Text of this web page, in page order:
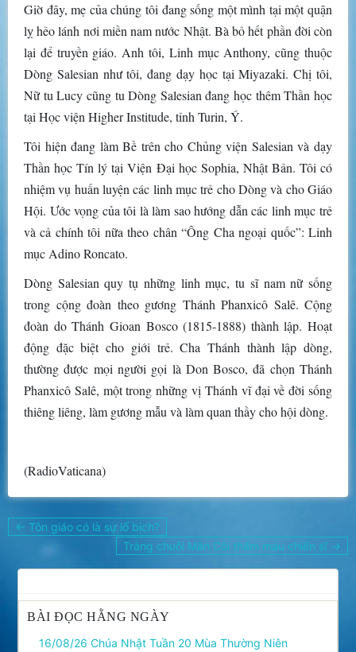
Giờ đây, mẹ của chúng tôi đang sống một mình tại một quận
lỵ hẻo lánh nơi miền nam nước Nhật. Bà bỏ hết phần đời còn
lại để truyền giáo. Anh tôi, Linh mục Anthony, cũng thuộc
Dòng Salesian như tôi, đang dạy học tại Miyazaki. Chị tôi,
Nữ tu Lucy cũng tu Dòng Salesian đang học thêm Thần học
tại Học viện Higher Institude, tỉnh Turin, Ý.
Tôi hiện đang làm Bề trên cho Chủng viện Salesian và dạy
Thần học Tín lý tại Viện Đại học Sophia, Nhật Bản. Tôi có
nhiệm vụ huấn luyện các linh mục trẻ cho Dòng và cho Giáo
Hội. Ước vọng của tôi là làm sao hướng dẫn các linh mục trẻ
và cả chính tôi nữa theo chân “Ông Cha ngoại quốc”: Linh
mục Adino Roncato.
Dòng Salesian quy tụ những linh mục, tu sĩ nam nữ sống
trong cộng đoàn theo gương Thánh Phanxicô Salê. Cộng
đoàn do Thánh Gioan Bosco (1815-1888) thành lập. Hoạt
động đặc biệt cho giới trẻ. Cha Thánh thành lập dòng,
thường được mọi người gọi là Don Bosco, đã chọn Thánh
Phanxicô Salê, một trong những vị Thánh vĩ đại về đời sống
thiêng liêng, làm gương mẫu và làm quan thầy cho hội dòng.
(RadioVaticana)
Điều
← Tôn giáo có là sự lố bịch?
Tràng chuỗi Mân Côi thấm máu chiến sĩ →
BÀI ĐỌC HẰNG NGÀY
16/08/26 Chúa Nhật Tuần 20 Mùa Thường Niên